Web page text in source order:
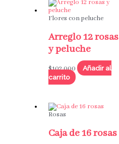
Flores con peluche
Arreglo 12 rosas
y peluche
$102,000
Añadir al
carrito
Rosas
Caja de 16 rosas